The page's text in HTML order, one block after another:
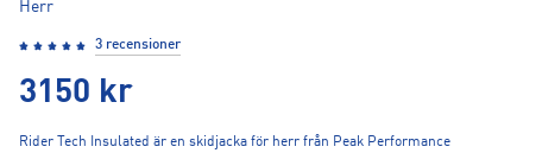
Herr
3 recensioner
3150 kr
Rider Tech Insulated är en skidjacka för herr från Peak Performance